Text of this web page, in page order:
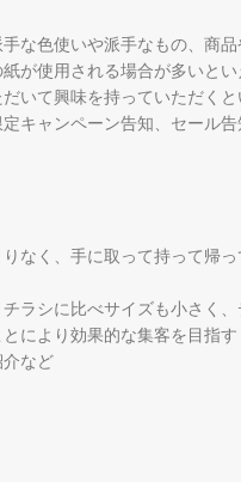
な色使いや派手なもの、商
が使用される場合が多いとい
いて興味を持っていただく
キャンペーン告知、セール
なく、手に取って持って帰
ラシに比べサイズも小さく
により効果的な集客を目指
など